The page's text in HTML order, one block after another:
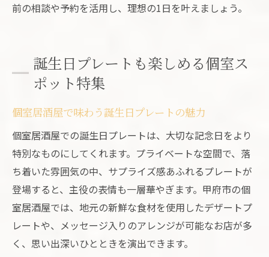
前の相談や予約を活用し、理想の1日を叶えましょう。
誕生日プレートも楽しめる個室ス
ポット特集
個室居酒屋で味わう誕生日プレートの魅力
個室居酒屋での誕生日プレートは、大切な記念日をより
特別なものにしてくれます。プライベートな空間で、落
ち着いた雰囲気の中、サプライズ感あふれるプレートが
登場すると、主役の表情も一層華やぎます。甲府市の個
室居酒屋では、地元の新鮮な食材を使用したデザートプ
レートや、メッセージ入りのアレンジが可能なお店が多
く、思い出深いひとときを演出できます。